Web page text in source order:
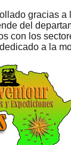
gracias a
del
con los
a la